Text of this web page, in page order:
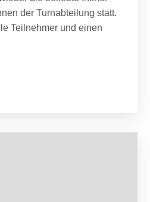
der Turnabteilung statt.
Teilnehmer und einen